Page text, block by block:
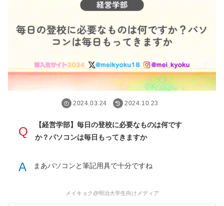
2024.03.24 2024.10.23
Q
【経営学部】毎日の登校に必要なものは何です
か？パソコンは毎日もってきますか
A まあパソコンと筆記用具で十分ですね
メイキョク@明治大学生向けメディア